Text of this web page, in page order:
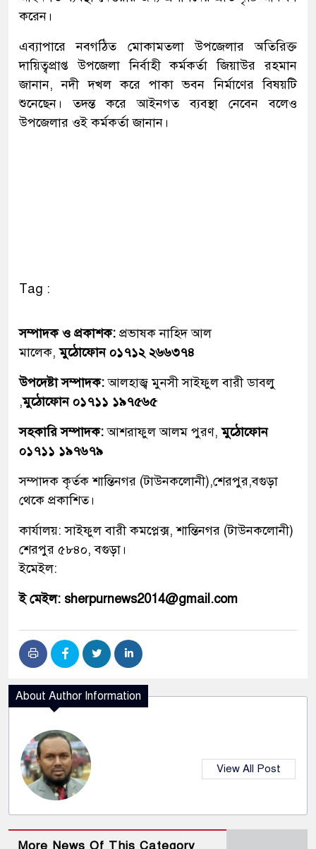
করেন।
এব্যাপারে নবগঠিত মোকামতলা উপজেলার অতিরিক্ত
দায়িত্বপ্রাপ্ত উপজেলা নির্বাহী কর্মকর্তা জিয়াউর রহমান
জানান, নদী দখল করে পাকা ভবন নির্মাণের বিষয়টি
শুনেছেন। তদন্ত করে আইনগত ব্যবস্থা নেবেন বলেও
উপজেলার ওই কর্মকর্তা জানান।
Tag :
সম্পাদক ও প্রকাশক: প্রভাষক নাহিদ আল
মালেক,মুঠোফোন ০১৭১২ ২৬৬৩৭৪
উপদেষ্টা সম্পাদক:আলহাজ্ব মুনসী সাইফুল বারী ডাবলু
,মুঠোফোন ০১৭১১ ১৯৭৫৬৫
সহকারি সম্পাদক:আশরাফুল আলম পুরণ,মুঠোফোন
০১৭১১ ১৯৭৬৭৯
সম্পাদক কৃর্তক শান্তিনগর (টাউনকলোনী),শেরপুর,বগুড়া
থেকে প্রকাশিত।
কার্যালয়: সাইফুল বারী কমপ্লেক্স, শান্তিনগর (টাউনকলোনী)
শেরপুর ৫৮৪০, বগুড়া।
ইমেইল:
ই মেইল: sherpurnews2014@gmail.com
About Author Information
View All Post
More News Of This Category